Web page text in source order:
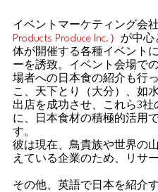
イベントマーケティング会社
Products Produce Inc.） が中心
体が開催する各種イベント
ーを誘致。イベント会場で
場者への日本食の紹介も行
こ、天下とり（大分）、如
出店を成功させ、これら3
に、日本食材の積極的活用
す。
彼は現在、鳥貴族や世界の
えている企業のため、リサ
その他、英語で日本を紹介